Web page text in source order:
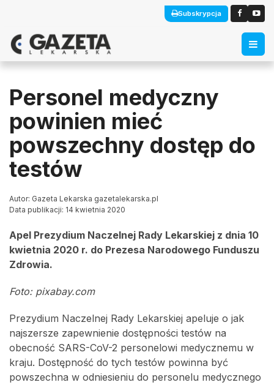
Subskrypcja
Personel medyczny
powinien mieć
powszechny dostęp do
testów
Autor: Gazeta Lekarska gazetalekarska.pl
Data publikacji: 14 kwietnia 2020
Apel Prezydium Naczelnej Rady Lekarskiej z dnia 10
kwietnia 2020 r. do Prezesa Narodowego Funduszu
Zdrowia.
Foto: pixabay.com
Prezydium Naczelnej Rady Lekarskiej apeluje o jak
najszersze zapewnienie dostępności testów na
obecność SARS-CoV-2 personelowi medycznemu w
kraju. Dostępność do tych testów powinna być
powszechna w odniesieniu do personelu medycznego